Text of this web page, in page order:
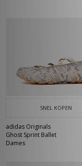
SNEL KOPEN
adidas Originals
Ghost Sprint Ballet
Dames